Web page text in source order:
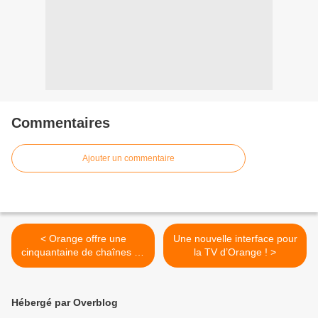
Commentaires
Ajouter un commentaire
< Orange offre une
cinquantaine de chaînes en
clair !
Une nouvelle interface pour
la TV d’Orange ! >
Hébergé par Overblog